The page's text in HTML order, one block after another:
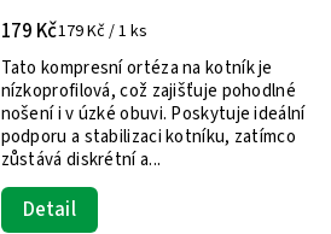
179 Kč179 Kč / 1 ks
Detail
Tato kompresní ortéza na kotník je
nízkoprofilová, což zajišťuje pohodlné
nošení i v úzké obuvi. Poskytuje ideální
podporu a stabilizaci kotníku, zatímco
zůstává diskrétní a...